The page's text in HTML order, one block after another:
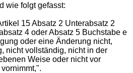
wie folgt gefasst:
15 Absatz 2 Unterabsatz 2
4 oder Absatz 5 Buchstabe e
oder eine Änderung nicht,
nicht vollständig, nicht in der
Weise oder nicht vor